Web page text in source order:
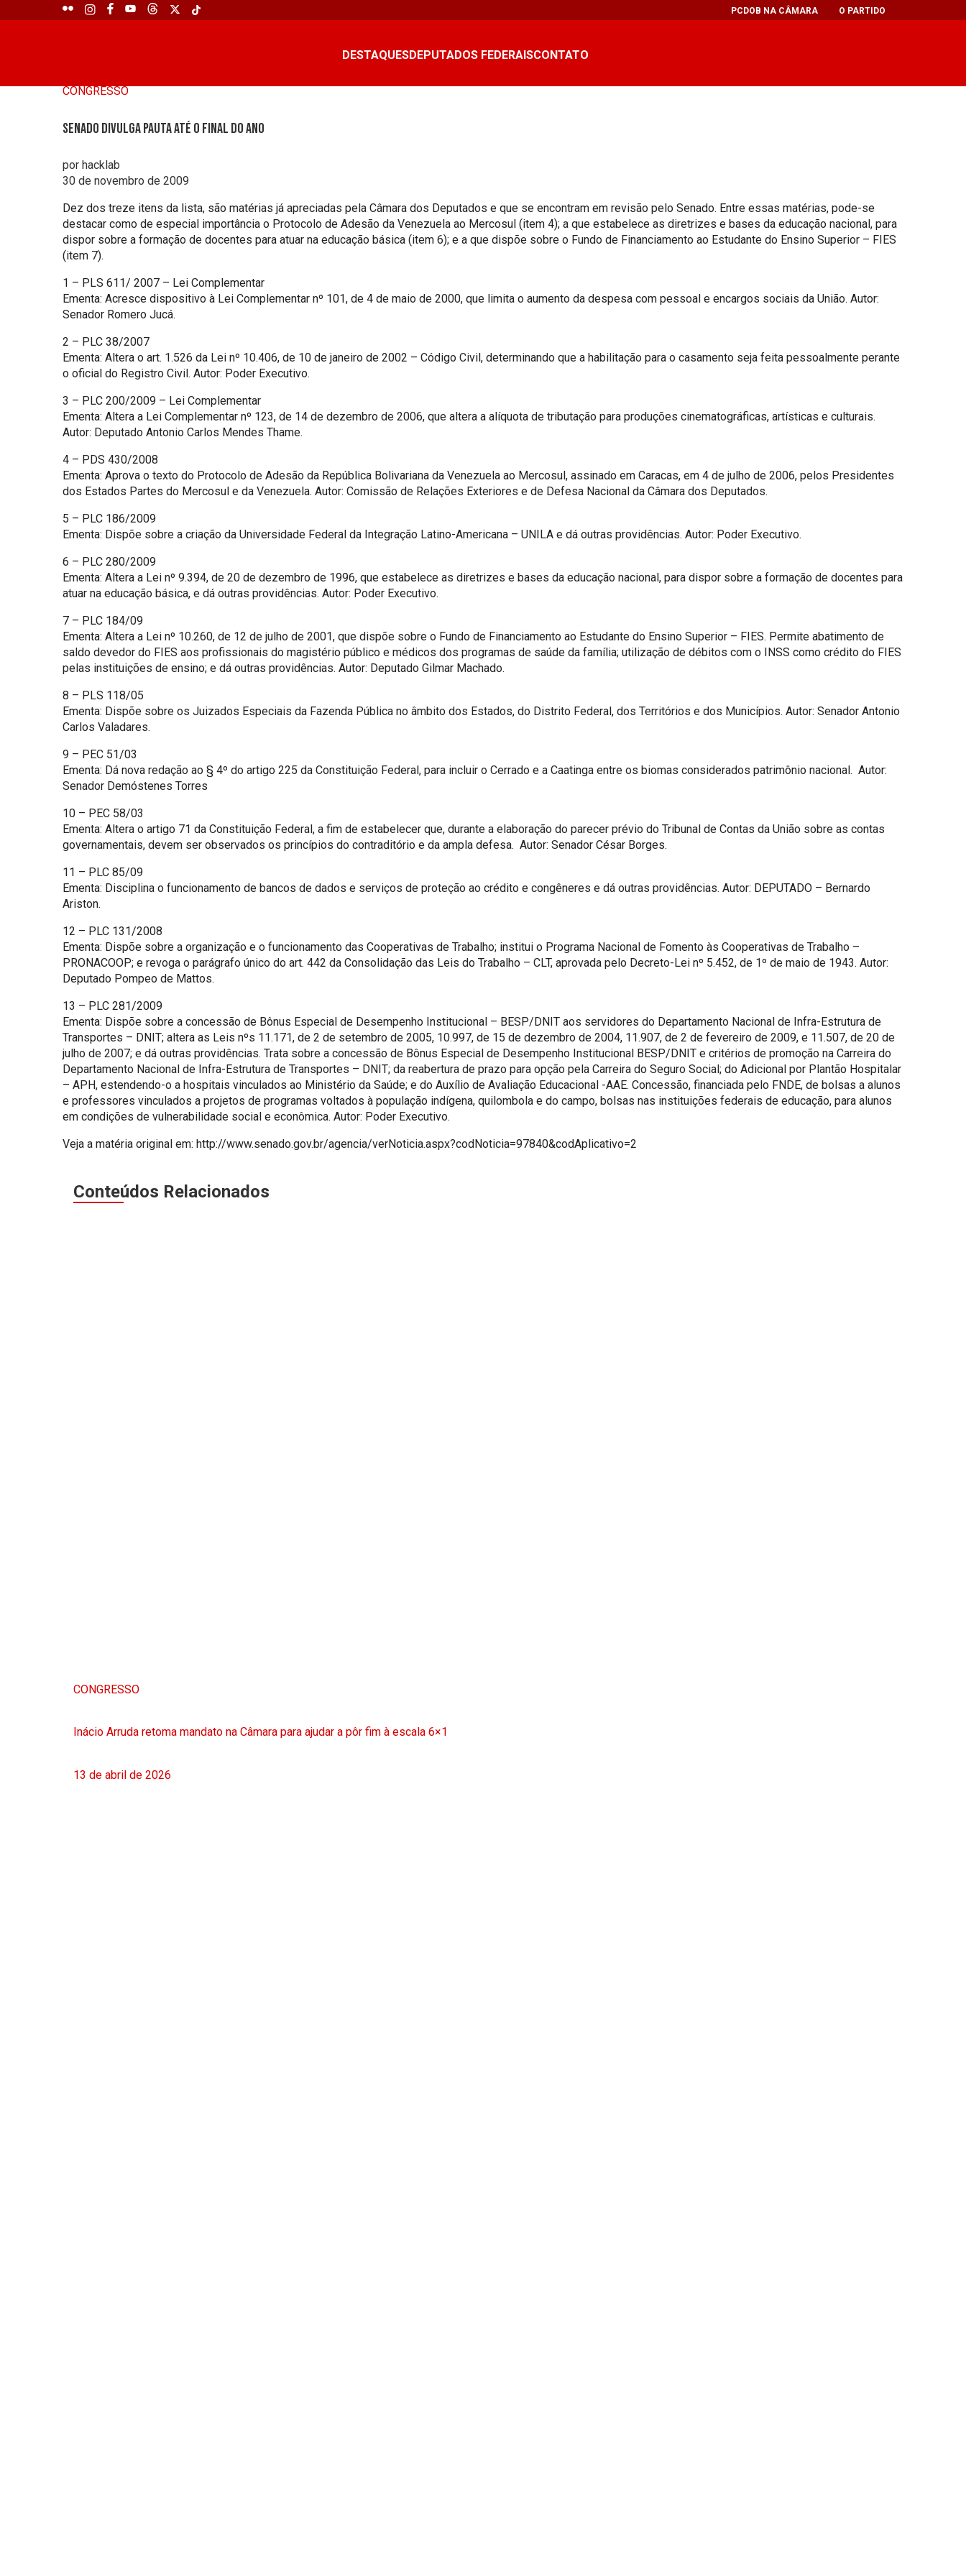
PCDOB NA CÂMARA O PARTIDO
DESTAQUESDEPUTADOS FEDERAISCONTATO
CONGRESSO
Senado divulga pauta até o final do ano
por hacklab
30 de novembro de 2009
Dez dos treze itens da lista, são matérias já apreciadas pela Câmara dos Deputados e que se encontram em revisão pelo Senado. Entre essas matérias, pode-se
destacar como de especial importância o Protocolo de Adesão da Venezuela ao Mercosul (item 4); a que estabelece as diretrizes e bases da educação nacional, para
dispor sobre a formação de docentes para atuar na educação básica (item 6); e a que dispõe sobre o Fundo de Financiamento ao Estudante do Ensino Superior – FIES
(item 7).
1 – PLS 611/ 2007 – Lei Complementar
Ementa: Acresce dispositivo à Lei Complementar nº 101, de 4 de maio de 2000, que limita o aumento da despesa com pessoal e encargos sociais da União. Autor:
Senador Romero Jucá.
2 – PLC 38/2007
Ementa: Altera o art. 1.526 da Lei nº 10.406, de 10 de janeiro de 2002 – Código Civil, determinando que a habilitação para o casamento seja feita pessoalmente perante
o oficial do Registro Civil. Autor: Poder Executivo.
3 – PLC 200/2009 – Lei Complementar
Ementa: Altera a Lei Complementar nº 123, de 14 de dezembro de 2006, que altera a alíquota de tributação para produções cinematográficas, artísticas e culturais.
Autor: Deputado Antonio Carlos Mendes Thame.
4 – PDS 430/2008
Ementa: Aprova o texto do Protocolo de Adesão da República Bolivariana da Venezuela ao Mercosul, assinado em Caracas, em 4 de julho de 2006, pelos Presidentes
dos Estados Partes do Mercosul e da Venezuela. Autor: Comissão de Relações Exteriores e de Defesa Nacional da Câmara dos Deputados.
5 – PLC 186/2009
Ementa: Dispõe sobre a criação da Universidade Federal da Integração Latino-Americana – UNILA e dá outras providências. Autor: Poder Executivo.
6 – PLC 280/2009
Ementa: Altera a Lei nº 9.394, de 20 de dezembro de 1996, que estabelece as diretrizes e bases da educação nacional, para dispor sobre a formação de docentes para
atuar na educação básica, e dá outras providências. Autor: Poder Executivo.
7 – PLC 184/09
Ementa: Altera a Lei nº 10.260, de 12 de julho de 2001, que dispõe sobre o Fundo de Financiamento ao Estudante do Ensino Superior – FIES. Permite abatimento de
saldo devedor do FIES aos profissionais do magistério público e médicos dos programas de saúde da família; utilização de débitos com o INSS como crédito do FIES
pelas instituições de ensino; e dá outras providências. Autor: Deputado Gilmar Machado.
8 – PLS 118/05
Ementa: Dispõe sobre os Juizados Especiais da Fazenda Pública no âmbito dos Estados, do Distrito Federal, dos Territórios e dos Municípios. Autor: Senador Antonio
Carlos Valadares.
9 – PEC 51/03
Ementa: Dá nova redação ao § 4º do artigo 225 da Constituição Federal, para incluir o Cerrado e a Caatinga entre os biomas considerados patrimônio nacional. Autor:
Senador Demóstenes Torres
10 – PEC 58/03
Ementa: Altera o artigo 71 da Constituição Federal, a fim de estabelecer que, durante a elaboração do parecer prévio do Tribunal de Contas da União sobre as contas
governamentais, devem ser observados os princípios do contraditório e da ampla defesa. Autor: Senador César Borges.
11 – PLC 85/09
Ementa: Disciplina o funcionamento de bancos de dados e serviços de proteção ao crédito e congêneres e dá outras providências. Autor: DEPUTADO – Bernardo
Ariston.
12 – PLC 131/2008
Ementa: Dispõe sobre a organização e o funcionamento das Cooperativas de Trabalho; institui o Programa Nacional de Fomento às Cooperativas de Trabalho –
PRONACOOP; e revoga o parágrafo único do art. 442 da Consolidação das Leis do Trabalho – CLT, aprovada pelo Decreto-Lei nº 5.452, de 1º de maio de 1943. Autor:
Deputado Pompeo de Mattos.
13 – PLC 281/2009
Ementa: Dispõe sobre a concessão de Bônus Especial de Desempenho Institucional – BESP/DNIT aos servidores do Departamento Nacional de Infra-Estrutura de
Transportes – DNIT; altera as Leis nºs 11.171, de 2 de setembro de 2005, 10.997, de 15 de dezembro de 2004, 11.907, de 2 de fevereiro de 2009, e 11.507, de 20 de
julho de 2007; e dá outras providências. Trata sobre a concessão de Bônus Especial de Desempenho Institucional BESP/DNIT e critérios de promoção na Carreira do
Departamento Nacional de Infra-Estrutura de Transportes – DNIT; da reabertura de prazo para opção pela Carreira do Seguro Social; do Adicional por Plantão Hospitalar
– APH, estendendo-o a hospitais vinculados ao Ministério da Saúde; e do Auxílio de Avaliação Educacional -AAE. Concessão, financiada pelo FNDE, de bolsas a alunos
e professores vinculados a projetos de programas voltados à população indígena, quilombola e do campo, bolsas nas instituições federais de educação, para alunos
em condições de vulnerabilidade social e econômica. Autor: Poder Executivo.
Veja a matéria original em: http://www.senado.gov.br/agencia/verNoticia.aspx?codNoticia=97840&codAplicativo=2
Conteúdos Relacionados
CONGRESSO
Inácio Arruda retoma mandato na Câmara para ajudar a pôr fim à escala 6×1
13 de abril de 2026